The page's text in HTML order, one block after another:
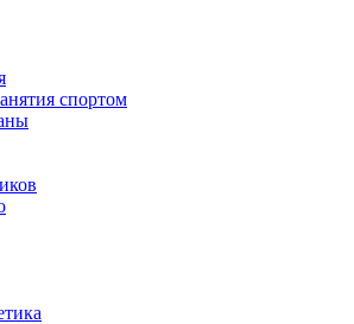
спортом